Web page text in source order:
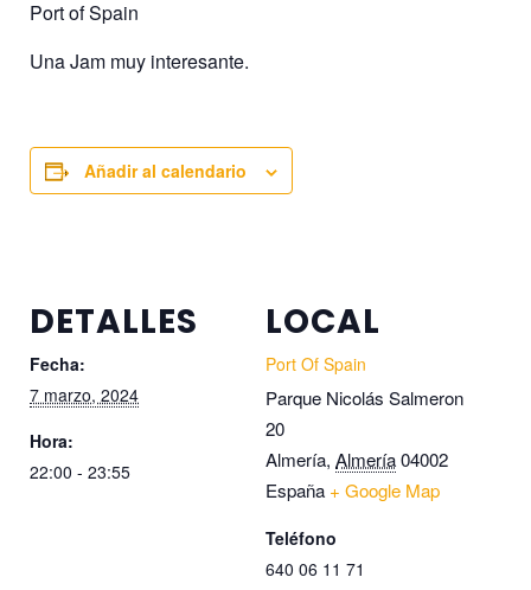
Port of Spain
Una Jam muy interesante.
Añadir al calendario
DETALLES
Fecha:
7 marzo, 2024
Hora:
22:00 - 23:55
LOCAL
Port Of Spain
Parque Nicolás Salmeron
20
Almería, Almería04002
España + Google Map
Teléfono
640 06 11 71